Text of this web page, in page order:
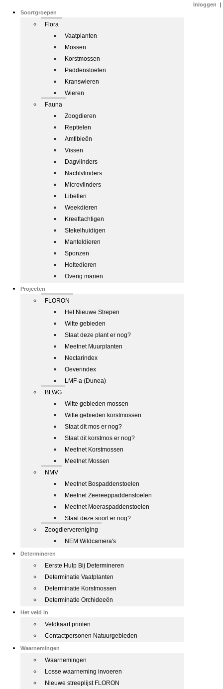
Soortgroepen
Flora
Vaatplanten
Mossen
Korstmossen
Paddenstoelen
Kranswieren
Wieren
Fauna
Zoogdieren
Reptielen
Amfibieën
Vissen
Dagvlinders
Nachtvlinders
Microvlinders
Libellen
Weekdieren
Kreeftachtigen
Stekelhuidigen
Manteldieren
Sponzen
Holtedieren
Overig marien
Projecten
FLORON
Het Nieuwe Strepen
Witte gebieden
Staat deze plant er nog?
Meetnet Muurplanten
Nectarindex
Oeverindex
LMF-a (Dunea)
BLWG
Witte gebieden mossen
Witte gebieden korstmossen
Staat dit mos er nog?
Staat dit korstmos er nog?
Meetnet Korstmossen
Meetnet Mossen
NMV
Meetnet Bospaddenstoelen
Meetnet Zeereeppaddenstoelen
Meetnet Moeraspaddenstoelen
Staat deze soort er nog?
Zoogdiervereniging
NEM Wildcamera's
Determineren
Eerste Hulp Bij Determineren
Determinatie Vaatplanten
Determinatie Korstmossen
Determinatie Orchideeën
Het veld in
Veldkaart printen
Contactpersonen Natuurgebieden
Waarnemingen
Waarnemingen
Losse waarneming invoeren
Nieuwe streeplijst FLORON
Inloggen |